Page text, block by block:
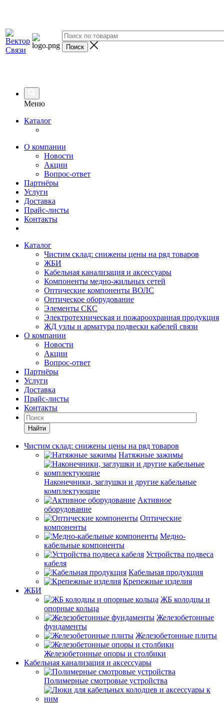
Меню
Каталог
О компании
Новости
Акции
Вопрос-ответ
Партнёры
Услуги
Доставка
Прайс-листы
Контакты
Каталог
Чистим склад: снижены цены на ряд товаров
ЖБИ
Кабельная канализация и аксессуары
Компоненты медно-жильных сетей
Оптические компоненты ВОЛС
Оптическое оборудование
Элементы СКС
Электротехническая и пожароохранная продукция
ЖД узлы и арматура подвески кабелей связи
О компании
Новости
Акции
Вопрос-ответ
Партнёры
Услуги
Доставка
Прайс-листы
Контакты
Найти
Чистим склад: снижены цены на ряд товаров
Натяжные зажимы
Наконечники, заглушки и другие кабельные
комплектующие
Активное
оборудование
Оптические
компоненты
Медно-
кабельные компоненты
Устройства подвеса
кабеля
Кабельная продукция
Крепежные изделия
ЖБИ
ЖБ колодцы и
опорные кольца
Железобетонные
фундаменты
Железобетонные плиты
Железобетонные опоры и столбики
Кабельная канализация и аксессуары
Полимерные смотровые устройства